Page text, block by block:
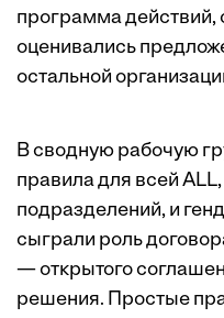
программа действий,
оценивались
остальной
В сводную рабочую
правила для всей
подразделений, и
сыграли роль
— открытого
решения. Простые